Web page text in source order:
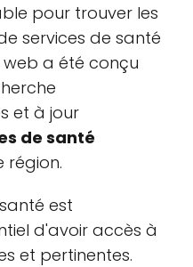
pour trouver les
services de santé
a été conçu
et à jour
de santé
région.
est
d'avoir accès à
et pertinentes.